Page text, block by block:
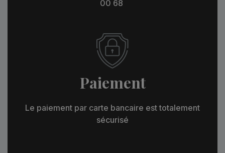
00 68
Paiement
Le paiement par carte bancaire est totalement
sécurisé